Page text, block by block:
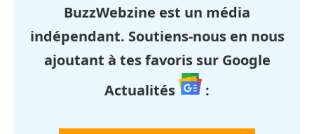
BuzzWebzine est un média
indépendant. Soutiens-nous en nous
ajoutant à tes favoris sur Google
Actualités
: